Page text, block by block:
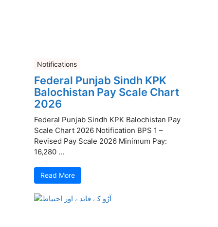
Notifications
Federal Punjab Sindh KPK
Balochistan Pay Scale Chart
2026
Federal Punjab Sindh KPK Balochistan Pay
Scale Chart 2026 Notification BPS 1 –
Revised Pay Scale 2026 Minimum Pay:
16,280 ...
Read More